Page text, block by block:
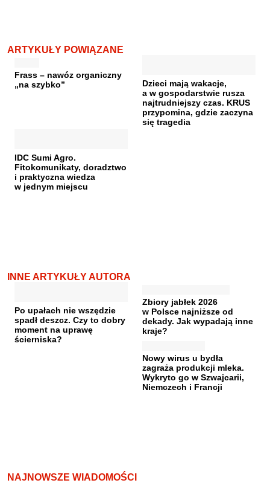
ARTYKUŁY POWIĄZANE
Frass – nawóz organiczny
„na szybko”
Dzieci mają wakacje,
a w gospodarstwie rusza
najtrudniejszy czas. KRUS
przypomina, gdzie zaczyna
się tragedia
IDC Sumi Agro.
Fitokomunikaty, doradztwo
i praktyczna wiedza
w jednym miejscu
INNE ARTYKUŁY AUTORA
Po upałach nie wszędzie
spadł deszcz. Czy to dobry
moment na uprawę
ścierniska?
Zbiory jabłek 2026
w Polsce najniższe od
dekady. Jak wypadają inne
kraje?
Nowy wirus u bydła
zagraża produkcji mleka.
Wykryto go w Szwajcarii,
Niemczech i Francji
NAJNOWSZE WIADOMOŚCI